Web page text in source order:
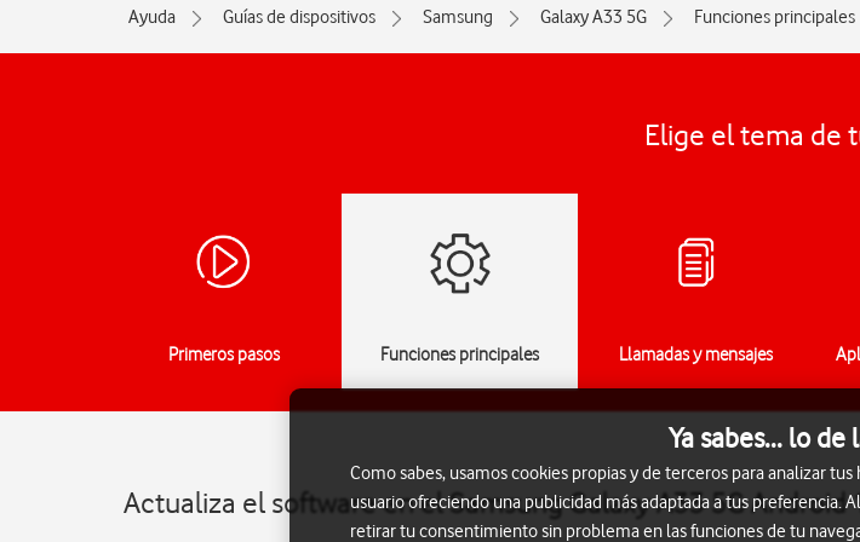
Ayuda Guías de dispositivos Samsung Galaxy A33 5G Funciones principales
Elige el tema de
Primeros pasos Funciones principales Llamadas y mensajes
Actualiza el software en el Samsung Galaxy A33 5G Android
Ya sabes... lo de
Como sabes, usamos cookies propias y de terceros para analizar
usuario ofreciendo una publicidad más adaptada a tus preferencia.
retirar tu consentimiento sin problema en las funciones de tu